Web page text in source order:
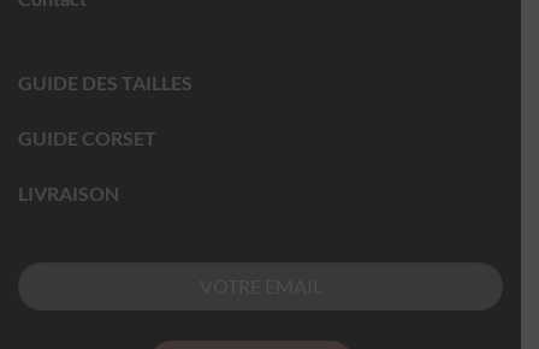
GUIDE DES TAILLES
GUIDE CORSET
LIVRAISON